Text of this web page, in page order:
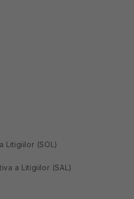
Litigiilor (SOL)
a Litigiilor (SAL)